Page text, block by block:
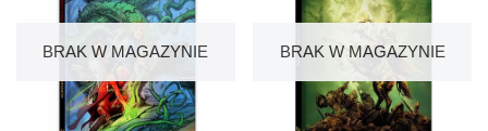
BRAK W MAGAZYNIE BRAK W MAGAZYNIE